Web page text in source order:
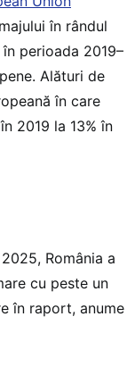
în rândul
perioada 2019–
Alături de
în care
2019 la 13% în
România a
cu peste un
în raport, anume